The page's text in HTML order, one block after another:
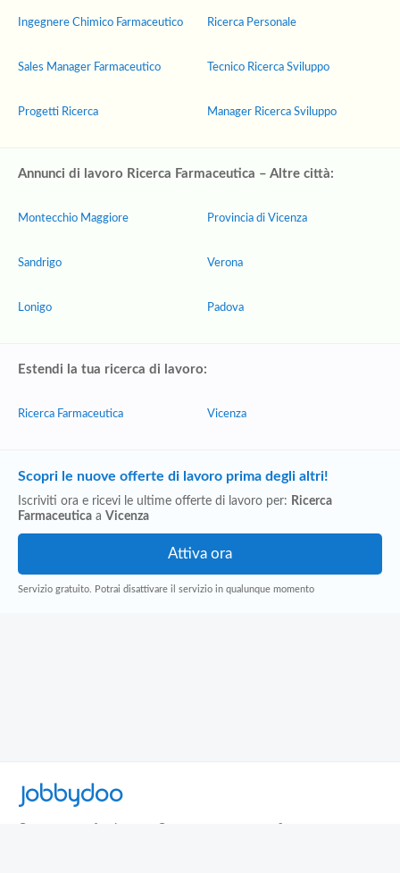
Ingegnere Chimico Farmaceutico
Sales Manager Farmaceutico
Progetti Ricerca
Ricerca Personale
Tecnico Ricerca Sviluppo
Manager Ricerca Sviluppo
Annunci di lavoro Ricerca Farmaceutica – Altre città:
Montecchio Maggiore
Sandrigo
Lonigo
Provincia di Vicenza
Verona
Padova
Estendi la tua ricerca di lavoro:
Ricerca Farmaceutica Vicenza
Scopri le nuove offerte di lavoro prima degli altri!
Iscriviti ora e ricevi le ultime offerte di lavoro per: Ricerca
Farmaceutica a Vicenza
Servizio gratuito. Potrai disattivare il servizio in qualunque momento
Jobbydoo